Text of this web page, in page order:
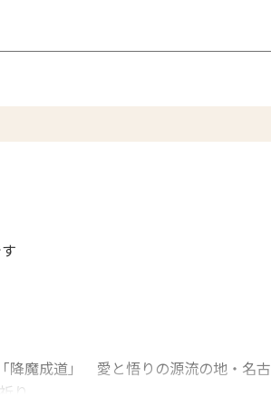
す
魔成道」 愛と悟りの源流の地・名
り